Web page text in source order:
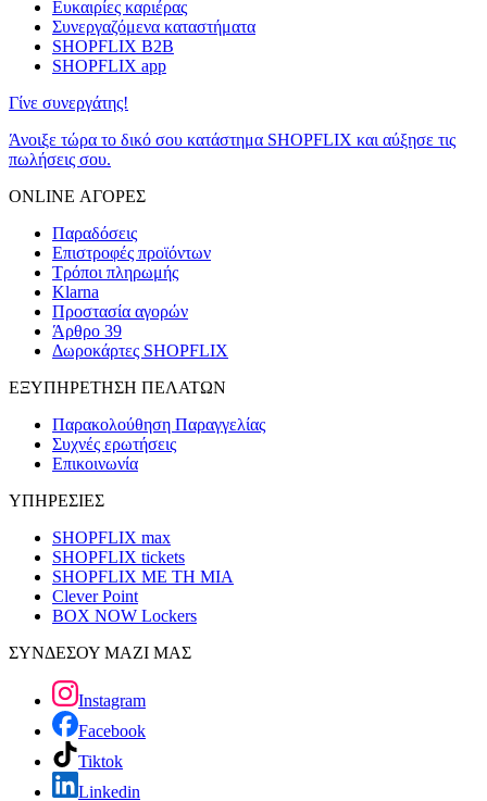
Ευκαιρίες καριέρας
Συνεργαζόμενα καταστήματα
SHOPFLIX B2B
SHOPFLIX app
Γίνε συνεργάτης!
Άνοιξε τώρα το δικό σου κατάστημα SHOPFLIX και αύξησε τις
πωλήσεις σου.
ONLINE ΑΓΟΡΕΣ
Παραδόσεις
Επιστροφές προϊόντων
Τρόποι πληρωμής
Klarna
Προστασία αγορών
Άρθρο 39
Δωροκάρτες SHOPFLIX
ΕΞΥΠΗΡΕΤΗΣΗ ΠΕΛΑΤΩΝ
Παρακολούθηση Παραγγελίας
Συχνές ερωτήσεις
Επικοινωνία
ΥΠΗΡΕΣΙΕΣ
SHOPFLIX max
SHOPFLIX tickets
SHOPFLIX ΜΕ ΤΗ ΜΙΑ
Clever Point
BOX NOW Lockers
ΣΥΝΔΕΣΟΥ ΜΑΖΙ ΜΑΣ
Instagram
Facebook
Tiktok
Linkedin